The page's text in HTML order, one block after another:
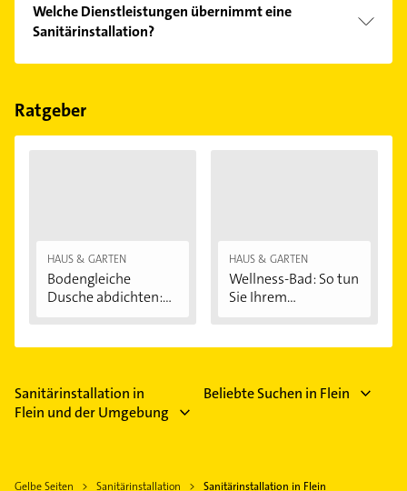
Hansa, Junkers und Vaillant.
Welche Dienstleistungen übernimmt eine
Sanitärinstallation?
Folgende Leistungen werden angeboten:
Gasheizungssysteme.
Ratgeber
HAUS & GARTEN
Bodengleiche
Dusche abdichten:...
HAUS & GARTEN
Wellness-Bad: So tun
Sie Ihrem...
Sanitärinstallation in
Flein und der Umgebung
Beliebte Suchen in Flein
Gelbe Seiten Sanitärinstallation Sanitärinstallation in Flein